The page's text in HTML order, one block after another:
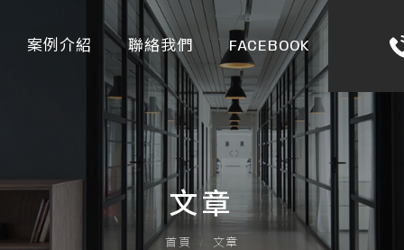
案例介紹 聯絡我們 FACEBOOK
文章
首頁 文章